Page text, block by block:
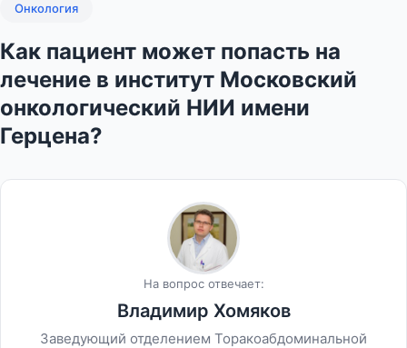
Онкология
Как пациент может попасть на
лечение в институт Московский
онкологический НИИ имени
Герцена?
На вопрос отвечает:
Владимир Хомяков
Заведующий отделением Торакоабдоминальной